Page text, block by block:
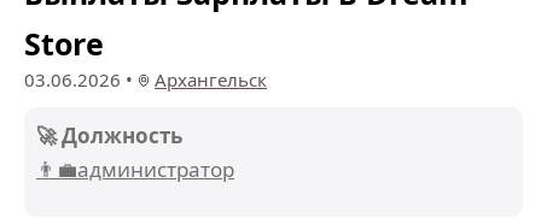
Store
03.06.2026 • Архангельск
🚀 Должность
👨‍💼администратор